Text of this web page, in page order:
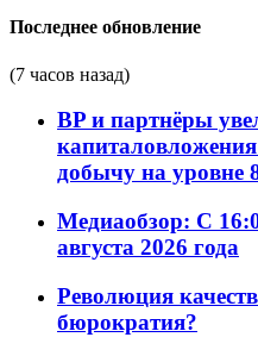
Последнее обновление
(7 часов назад)
BP и партнёры
добычу на уровне
Медиаобзор: С
августа 2026 года
Революция
бюрократия?